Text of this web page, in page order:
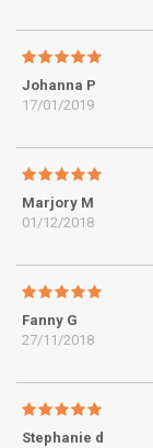
Johanna P
17/01/2019
Marjory M
01/12/2018
Fanny G
27/11/2018
Stephanie d